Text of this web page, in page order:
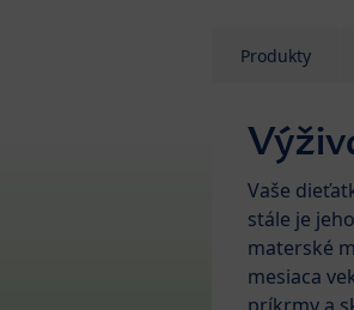
Produkty
Vaše
stále je
materské
mesiaca